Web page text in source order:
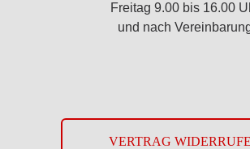
Freitag 9.00 bis 16.00
und nach
VERTRAG